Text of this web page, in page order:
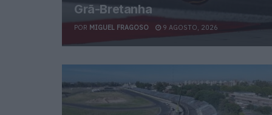
Grã-Bretanha
POR MIGUEL FRAGOSO 9 AGOSTO, 2026